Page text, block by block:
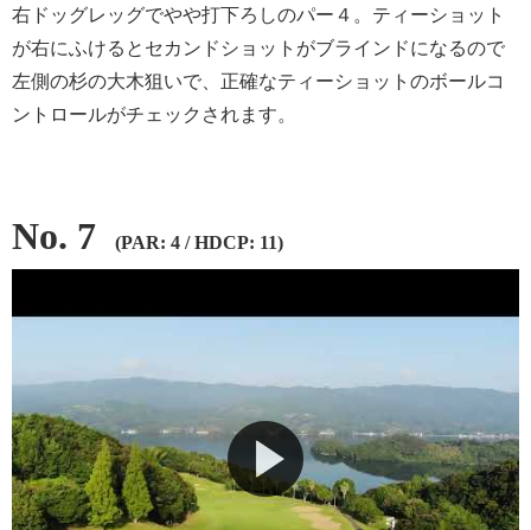
右ドッグレッグでやや打下ろしのパー４。ティーショット
が右にふけるとセカンドショットがブラインドになるので
左側の杉の大木狙いで、正確なティーショットのボールコ
ントロールがチェックされます。
No. 7 (PAR: 4 / HDCP: 11)